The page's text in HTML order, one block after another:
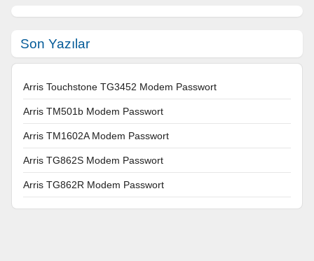
Son Yazılar
Arris Touchstone TG3452 Modem Passwort
Arris TM501b Modem Passwort
Arris TM1602A Modem Passwort
Arris TG862S Modem Passwort
Arris TG862R Modem Passwort